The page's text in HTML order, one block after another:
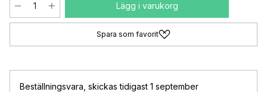
Lägg i varukorg
Spara som favorit
Beställningsvara skickas tidigast 1 september